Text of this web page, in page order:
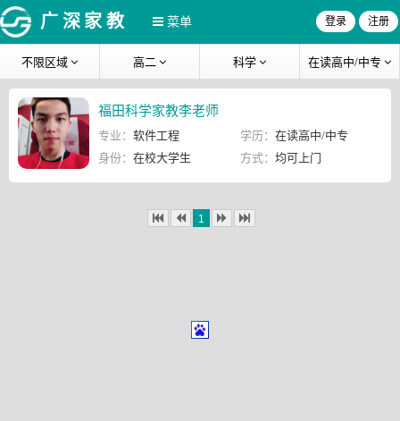
广深家教 菜单 登录 注册
不限区域 高二 科学 在读高中/中专
福田科学家教李老师
专业： 软件工程 学历： 在读高中/中专
身份： 在校大学生 方式： 均可上门
1